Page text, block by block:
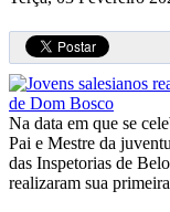
Na data em que se
Pai e Mestre da
das Inspetorias de
realizaram sua